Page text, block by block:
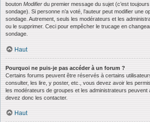
bouton Modifier du premier message du sujet (c’est
sondage). Si personne n’a voté, l’auteur peut modifier une
sondage. Autrement, seuls les modérateurs et les
ou le supprimer. Ceci pour empêcher le trucage en
sondage.
Haut
Pourquoi ne puis-je pas accéder à un forum ?
Certains forums peuvent être réservés à certains
consulter, les lire, y poster, etc., vous devez avoir les
les modérateurs de groupes et les administrateurs
devez donc les contacter.
Haut